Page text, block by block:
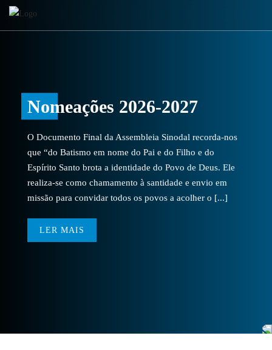
Nomeações 2026-2027
O Documento Final da Assembleia Sinodal recorda-nos
que “do Batismo em nome do Pai e do Filho e do
Espírito Santo brota a identidade do Povo de Deus. Ele
realiza-se como chamamento à santidade e envio em
missão para convidar todos os povos a acolher o [...]
LER MAIS